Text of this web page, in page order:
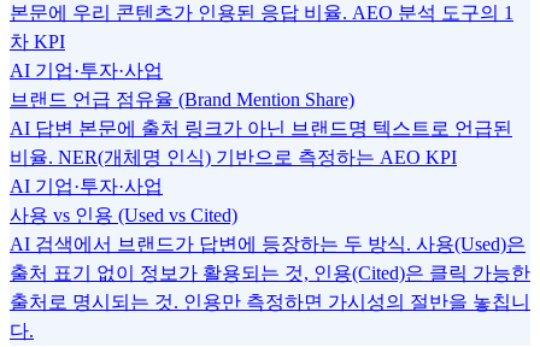
본문에 우리 콘텐츠가 인용된 응답 비율. AEO 분석 도구의 1
차 KPI
AI 기업·투자·사업
브랜드 언급 점유율 (Brand Mention Share)
AI 답변 본문에 출처 링크가 아닌 브랜드명 텍스트로 언급된
비율. NER(개체명 인식) 기반으로 측정하는 AEO KPI
AI 기업·투자·사업
사용 vs 인용 (Used vs Cited)
AI 검색에서 브랜드가 답변에 등장하는 두 방식. 사용(Used)은
출처 표기 없이 정보가 활용되는 것, 인용(Cited)은 클릭 가능한
출처로 명시되는 것. 인용만 측정하면 가시성의 절반을 놓칩니
다.